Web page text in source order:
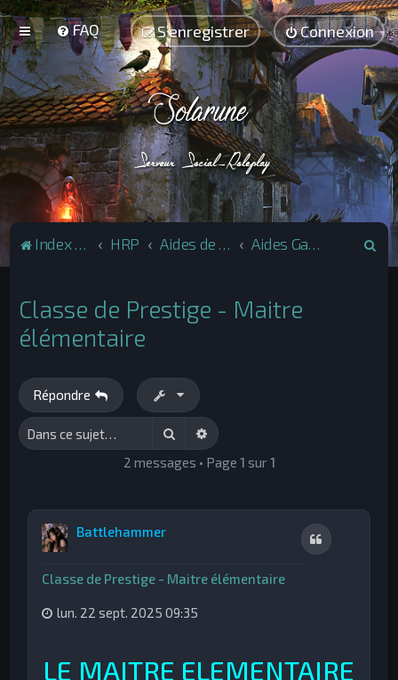
FAQ Connexion
S’enregistrer
Index du forum HRP Aides de jeu Aides Gameplay
Classe de Prestige - Maitre
élémentaire
Répondre
RechercherRecherche avancée
2 messages • Page 1 sur1
Battlehammer
Classe de Prestige - Maitre élémentaire
Citation
lun. 22 sept. 2025 09:35
LE MAITRE ELEMENTAIRE